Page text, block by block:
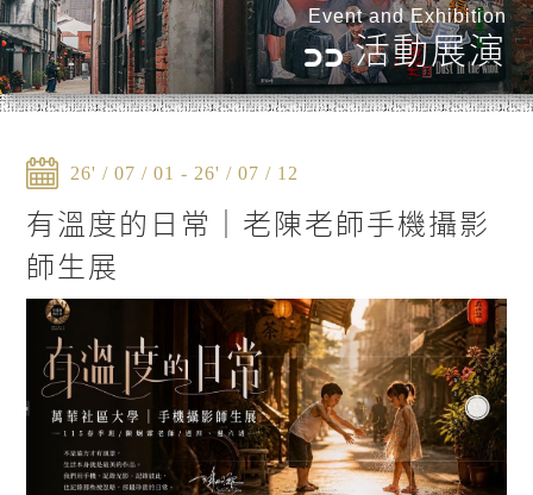
Event and Exhibition
活動展演
26' / 07 / 01 - 26' / 07 / 12
有溫度的日常｜老陳老師手機攝影
師生展